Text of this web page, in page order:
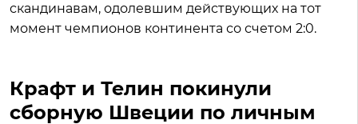
скандинавам, одолевшим действующих на тот
момент чемпионов континента со счетом 2:0.
Крафт и Телин покинули
сборную Швеции по личным